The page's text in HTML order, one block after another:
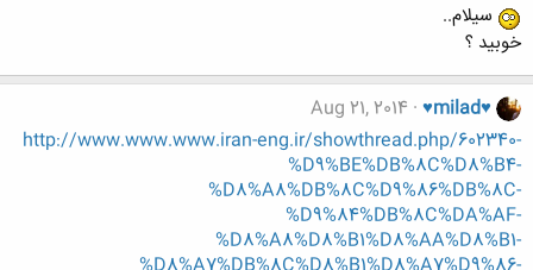
سیلام..
خوبید ؟
♥milad♥
Aug 21, 2014
http://www.www.www.iran-eng.ir/showthread.php/602340-
%D9%BE%DB%8C%D8%B4-
%D8%A8%DB%8C%D9%86%DB%8C-
%D9%84%DB%8C%DA%AF-
%D8%A8%D8%B1%D8%AA%D8%B1-